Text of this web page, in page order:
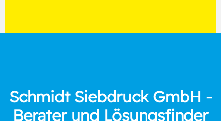
Schmidt Siebdruck GmbH -
Berater und Lösungsfinder